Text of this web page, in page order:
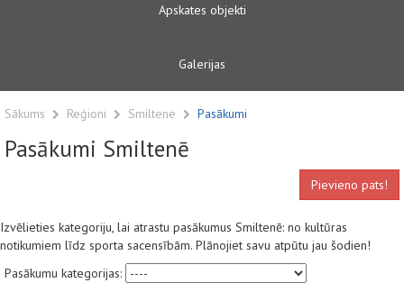
Apskates objekti
Galerijas
Sākums Reģioni Smiltene Pasākumi
Pasākumi Smiltenē
Pievieno pats!
Izvēlieties kategoriju, lai atrastu pasākumus Smiltenē: no kultūras
notikumiem līdz sporta sacensībām. Plānojiet savu atpūtu jau šodien!
Pasākumu kategorijas: